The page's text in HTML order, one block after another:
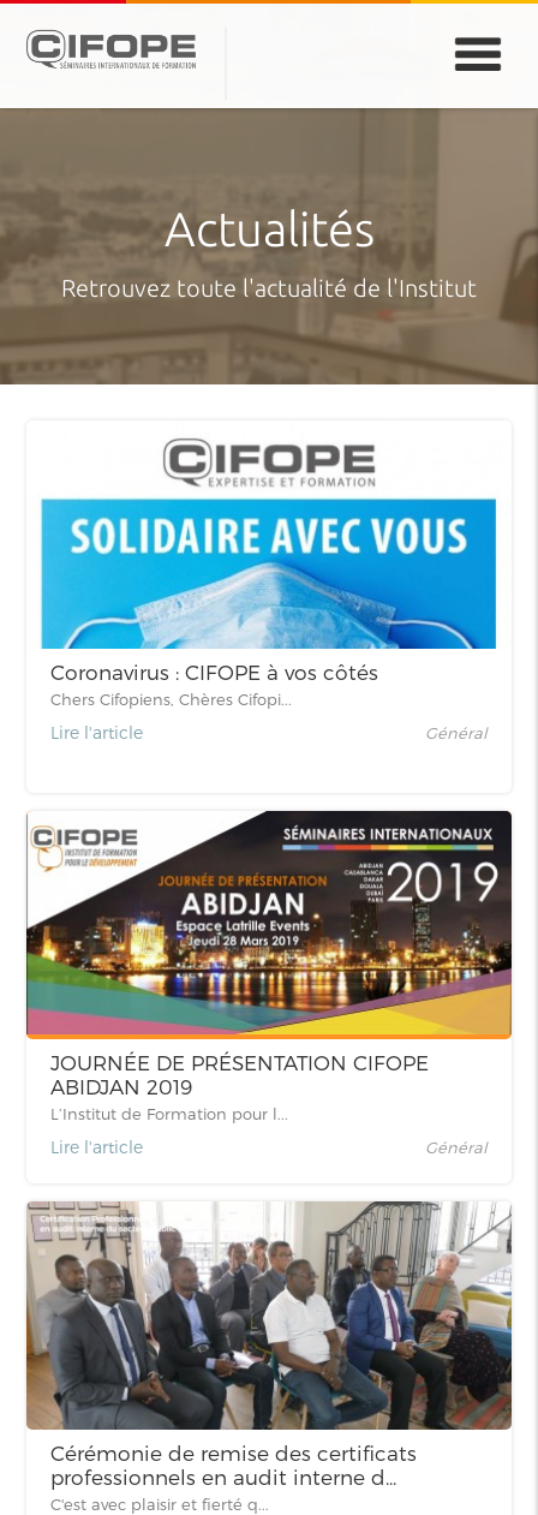
JEDDAH
MONTREAL
Actualités
Retrouvez toute l'actualité de l'Institut
Coronavirus : CIFOPE à vos côtés
Chers Cifopiens, Chères Cifopi...
Lire l'article Général
JOURNÉE DE PRÉSENTATION CIFOPE
ABIDJAN 2019
L’Institut de Formation pour l...
Lire l'article Général
Cérémonie de remise des certificats
professionnels en audit interne d...
C'est avec plaisir et fierté q...